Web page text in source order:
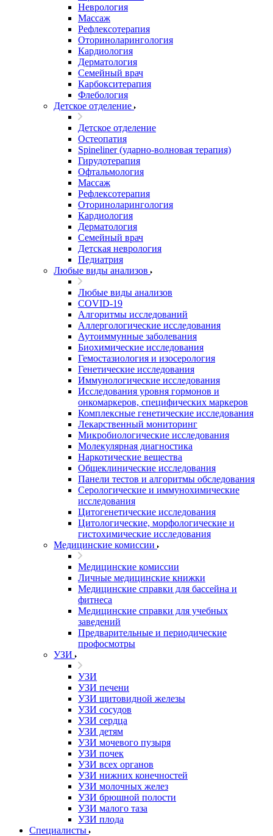
Неврология
Массаж
Рефлексотерапия
Оториноларингология
Кардиология
Дерматология
Семейный врач
Карбокситерапия
Флебология
Детское отделение
Детское отделение
Остеопатия
Spineliner (ударно-волновая терапия)
Гирудотерапия
Офтальмология
Массаж
Рефлексотерапия
Оториноларингология
Кардиология
Дерматология
Семейный врач
Детская неврология
Педиатрия
Любые виды анализов
Любые виды анализов
COVID-19
Алгоритмы исследований
Аллергологические исследования
Аутоиммунные заболевания
Биохимические исследования
Гемостазиология и изосерология
Генетические исследования
Иммунологические исследования
Исследования уровня гормонов и
онкомаркеров, специфических маркеров
Комплексные генетические исследования
Лекарственный мониторинг
Микробиологические исследования
Молекулярная диагностика
Наркотические вещества
Общеклинические исследования
Панели тестов и алгоритмы обследования
Серологические и иммунохимические
исследования
Цитогенетические исследования
Цитологические, морфологические и
гистохимические исследования
Медицинские комиссии
Медицинские комиссии
Личные медицинские книжки
Медицинские справки для бассейна и
фитнеса
Медицинские справки для учебных
заведений
Предварительные и периодические
профосмотры
УЗИ
УЗИ
УЗИ печени
УЗИ щитовидной железы
УЗИ сосудов
УЗИ сердца
УЗИ детям
УЗИ мочевого пузыря
УЗИ почек
УЗИ всех органов
УЗИ нижних конечностей
УЗИ молочных желез
УЗИ брюшной полости
УЗИ малого таза
УЗИ плода
Специалисты